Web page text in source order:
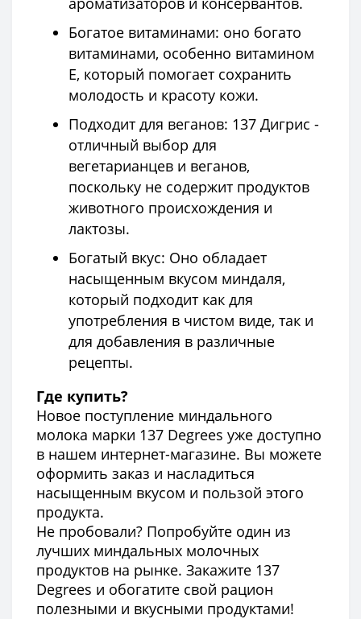
Богатое витаминами: оно богато
витаминами, особенно витамином
Е, который помогает сохранить
молодость и красоту кожи.
Подходит для веганов: 137 Дигрис -
отличный выбор для
вегетарианцев и веганов,
поскольку не содержит продуктов
животного происхождения и
лактозы.
Богатый вкус: Оно обладает
насыщенным вкусом миндаля,
который подходит как для
употребления в чистом виде, так и
для добавления в различные
рецепты.
Где купить?
Новое поступление миндального
молока марки 137 Degrees уже доступно
в нашем интернет-магазине. Вы можете
оформить заказ и насладиться
насыщенным вкусом и пользой этого
продукта.
Не пробовали? Попробуйте один из
лучших миндальных молочных
продуктов на рынке. Закажите 137
Degrees и обогатите свой рацион
полезными и вкусными продуктами!